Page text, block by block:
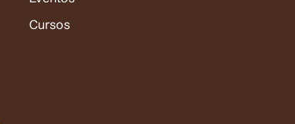
Cursos